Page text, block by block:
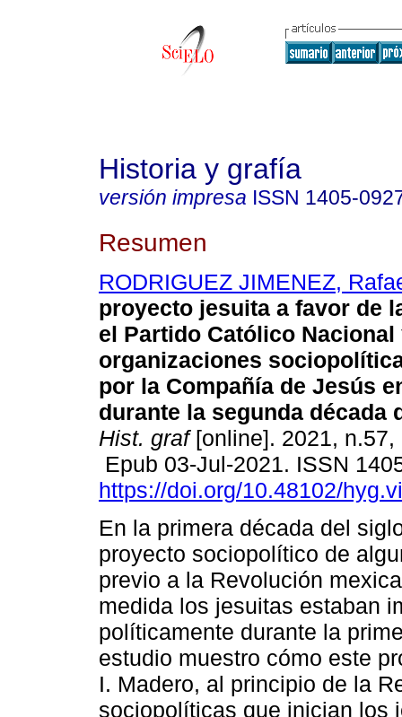
Historia y grafía
versión impresa ISSN 1405-
Resumen
RODRIGUEZ JIMENEZ,
proyecto jesuita a favor de
el Partido Católico Nacional
organizaciones
por la Compañía de Jesús
durante la segunda década
Hist. graf[online]. 2021, n.57,
Epub 03-Jul-2021. ISSN
https://doi.org/10.48102/
En la primera década del
proyecto sociopolítico de
previo a la Revolución
medida los jesuitas estaban
políticamente durante la
estudio muestro cómo este
I. Madero, al principio de la
sociopolíticas que inician los